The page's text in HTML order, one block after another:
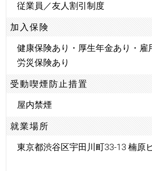
従業員／友人割引制度
加入保険
健康保険あり・厚生年金あり・雇
労災保険あり
受動喫煙防止措置
屋内禁煙
就業場所
東京都渋谷区宇田川町33-13 楠原